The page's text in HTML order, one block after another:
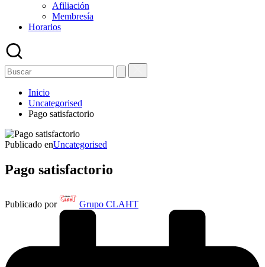
Afiliación
Membresía
Horarios
Inicio
Uncategorised
Pago satisfactorio
Publicado enUncategorised
Pago satisfactorio
Publicado por Grupo CLAHT